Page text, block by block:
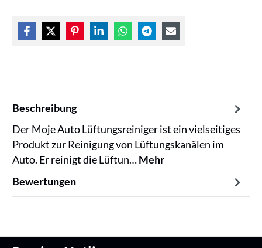
Beschreibung
Der Moje Auto Lüftungsreiniger ist ein vielseitiges
Produkt zur Reinigung von Lüftungskanälen im
Auto. Er reinigt die Lüftun…Mehr
Bewertungen